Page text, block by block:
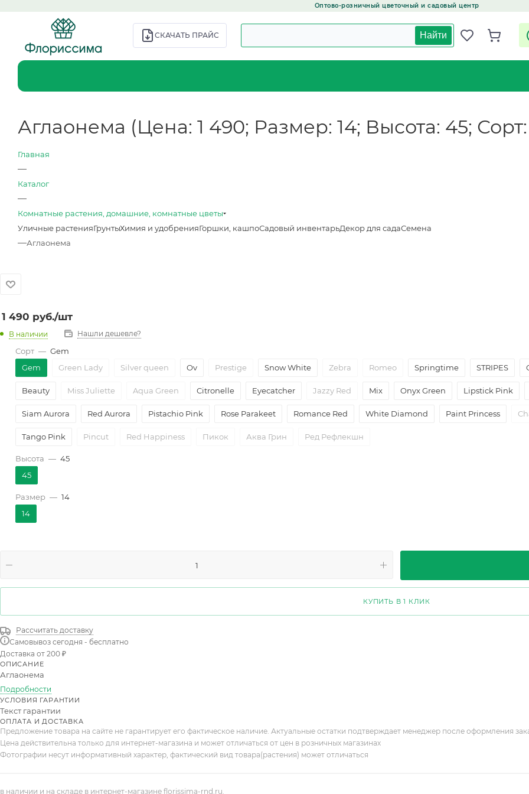
Оптово-розничный цветочный и садовый центр
СКАЧАТЬ ПРАЙС Найти
Аглаонема (Цена: 1 490; Размер: 14; Высота: 45;
Главная
—
Каталог
—
Комнатные растения, домашние, комнатные цветы
Уличные растенияГрунтыХимия и удобренияГоршки, кашпоСадовый инвентарьДекор для садаСемена
—Аглаонема
1 490 руб./шт
В наличии Нашли дешевле?
Сорт — Gem
Gem
Green Lady Silver queen Ov Prestige Snow White Zebra Romeo Springtime STRIPES
Beauty Miss Juliette Aqua Green Citronelle Eyecatcher Jazzy Red Mix Onyx Green Lipstick Pink
Siam Aurora Red Aurora Pistachio Pink Rose Parakeet Romance Red White Diamond Paint Princess
Tango Pink Pincut Red Happiness Пикок Аква Грин Ред Рефлекшн
Высота — 45
45
Размер — 14
14
КУПИТЬ В 1 КЛИК
Рассчитать доставку
Самовывоз сегодня - бесплатно
Доставка от 200 ₽
ОПИСАНИЕ
Аглаонема
Подробности
УСЛОВИЯ ГАРАНТИИ
Текст гарантии
ОПЛАТА И ДОСТАВКА
Предложение товара на сайте не гарантирует его фактическое наличие. Актуальные остатки подтверждает менеджер после оформления
Цена действительна только для интернет-магазина и может отличаться от цен в розничных магазинах
Фотографии несут информативный характер, фактический вид товара(растения) может отличаться
в наличии и на складе в интернет-магазине florissima-rnd.ru.